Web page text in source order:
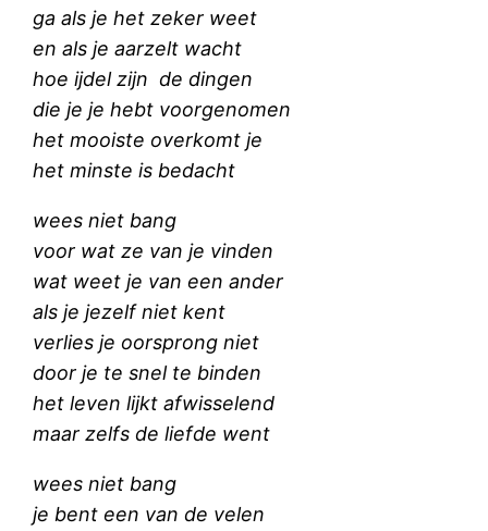
ga als je het zeker weet
en als je aarzelt wacht
hoe ijdel zijn de dingen
die je je hebt voorgenomen
het mooiste overkomt je
het minste is bedacht
wees niet bang
voor wat ze van je vinden
wat weet je van een ander
als je jezelf niet kent
verlies je oorsprong niet
door je te snel te binden
het leven lijkt afwisselend
maar zelfs de liefde went
wees niet bang
je bent een van de velen